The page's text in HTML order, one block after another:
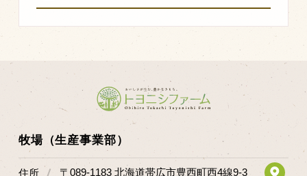
牧場（生産事業部）
住所 〒089-1183 北海道帯広市豊西町西4線9-3